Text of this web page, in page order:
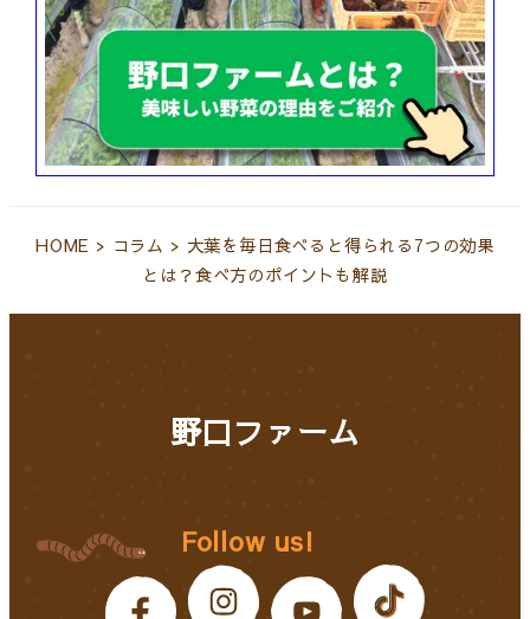
HOME > コラム > 大葉を毎日食べると得られる7つの効果
とは？食べ方のポイントも解説
野口ファーム
Follow us!